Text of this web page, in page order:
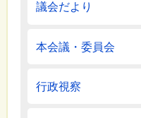
議会だより
本会議・委員会
行政視察